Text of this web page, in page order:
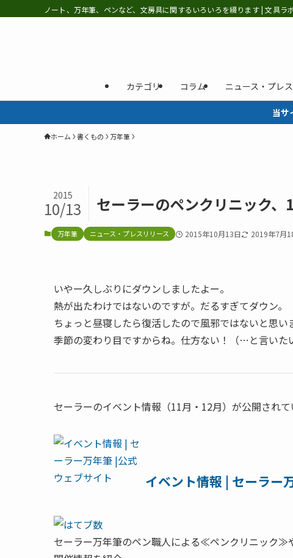
ノート、万年筆、ペンなど、文房具に関するいろいろを綴ります | 文具ラ
カテゴリ コラム ニュース・プレ
当サ
ホーム 書くもの 万年筆
セーラーのペンクリニック、
2015
10/13
万年筆 ニュース・プレスリリース 2015年10月13日 2019年7月
いやー久しぶりにダウンしましたよー。
熱が出たわけではないのですが。だるすぎてダウン。
ちょっと昼寝したら復活したので風邪ではないと思い
季節の変わり目ですからね。仕方ない！（…と言いた
セーラーのイベント情報（11月・12月）が公開されて
イベント情報 | セーラー
セーラー万年筆のペン職人による≪ペンクリニック